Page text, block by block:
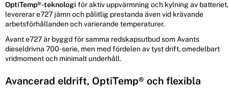
OptiTemp®-teknologi för aktiv uppvärmning och kylning av batteriet,
levererar e727 jämn och pålitlig prestanda även vid krävande
arbetsförhållanden och varierande temperaturer.
Avant e727 är byggd för samma redskapsutbud som Avants
dieseldrivna 700-serie, men med fördelen av tyst drift, omedelbart
vridmoment och minimalt underhåll.
Avancerad eldrift, OptiTemp® och flexibla